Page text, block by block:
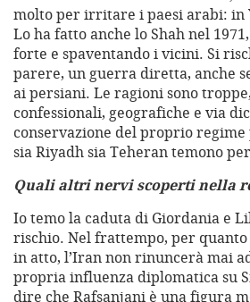
molto per irritare i paesi arabi: in
Lo ha fatto anche lo Shah nel
forte e spaventando i vicini. Si
parere, un guerra diretta, anche
ai persiani. Le ragioni sono
confessionali, geografiche e via
conservazione del proprio
sia Riyadh sia Teheran temono
Quali altri nervi scoperti nella
Io temo la caduta di Giordania e
rischio. Nel frattempo, per
in atto, l’Iran non rinuncerà mai
propria influenza diplomatica su
dire che Rafsanjani è una figura